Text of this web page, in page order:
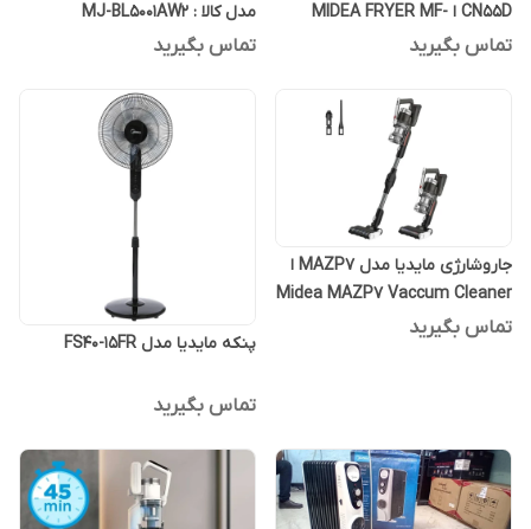
CN55D ا MIDEA FRYER MF-
CN55D2
تماس بگیرید
مدل کالا : MJ-BL5001AW2
تماس بگیرید
جاروشارژی مایدیا مدل MAZP7 ا
Midea MAZP7 Vaccum Cleaner
تماس بگیرید
پنکه مایدیا مدل FS40-15FR
تماس بگیرید